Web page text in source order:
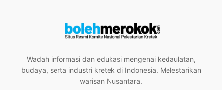
Wadah informasi dan edukasi mengenai kedaulatan,
budaya, serta industri kretek di Indonesia. Melestarikan
warisan Nusantara.